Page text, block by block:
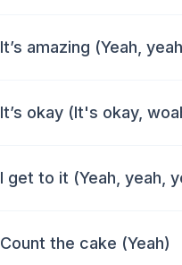
It’s amazing (Yeah,
It’s okay (It's okay,
I get to it (Yeah, yeah,
Count the cake (Yeah)